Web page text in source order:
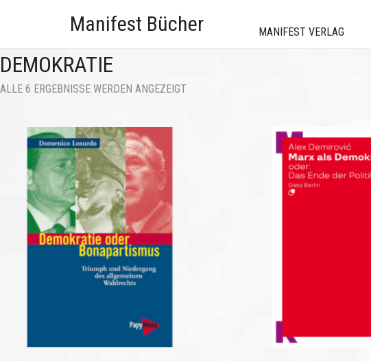
Manifest Bücher MANIFEST VERLAG
DEMOKRATIE
ALLE 6 ERGEBNISSE WERDEN ANGEZEIGT